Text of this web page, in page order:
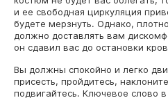
и ее свободная циркуляция
будете мерзнуть. Однако,
должно доставлять вам
он сдавил вас до остановки
Вы должны спокойно и легко
присесть, пройдитесь,
подвигайтесь. Ключевое слово